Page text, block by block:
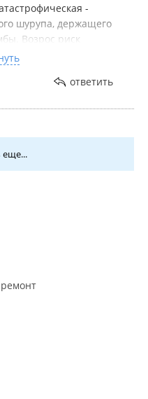
-
шурупа, держащего
Возрос риск
в ткани
вставляли и
зуб лекарства, от
сделала все, чтобы
проблема была
несколько раз лечила
отношение!
ответить
еще...